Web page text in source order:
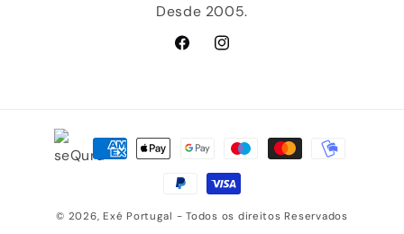
Desde 2005.
FacebookInstagram
Métodos
© 2026, Exé Portugal - Todos os direitos Reservados